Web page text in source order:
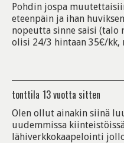
Pohdin jospa
eteenpäin ja ihan
nopeutta sinne saisi (talo
olisi 24/3 hintaan 35€/kk,
tonttila 13 vuotta sitten
Olen ollut ainakin siinä
uudemmissa
lähiverkkokaapelointi